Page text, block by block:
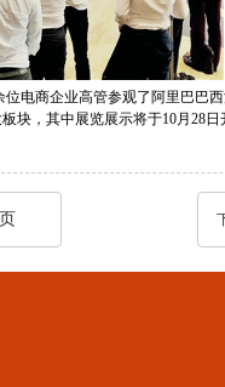
电商企业高管参观了阿里巴巴
，其中展览展示将于10月28日